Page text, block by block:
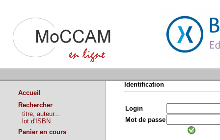
Accueil
Rechercher
titre, auteur...
lot d'ISBN
Panier en cours
Identification
Login
Mot de passe